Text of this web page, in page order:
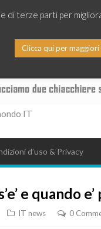
IT
d’uso & Privacy
e quando
IT news 0
di terze parti per
Clicca qui per